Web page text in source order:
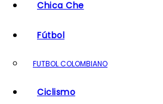
Chica Che
Fútbol
FUTBOL COLOMBIANO
Ciclismo